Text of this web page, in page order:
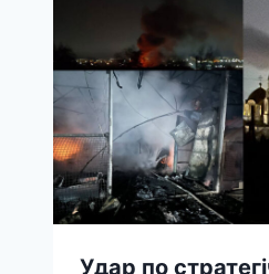
Удар по